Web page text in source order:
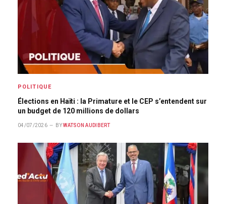
POLITIQUE
Élections en Haïti : la Primature et le CEP s’entendent sur
un budget de 120 millions de dollars
04/07/2026 BY WATSON AUDIBERT